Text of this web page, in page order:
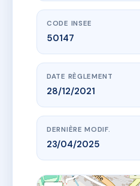
CODE INSEE
50147
DATE RÈGLEMENT
28/12/2021
DERNIÈRE MODIF.
23/04/2025